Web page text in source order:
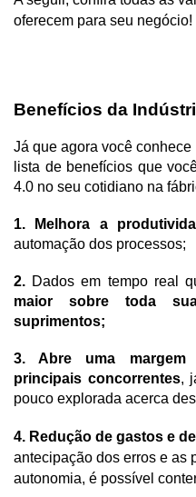
oferecem para seu negócio!
Benefícios da
Já que agora você
lista de benefícios que
4.0 no seu cotidiano na
1. Melhora a
automação dos processos;
2. Dados em tempo real
maior sobre toda
suprimentos;
3. Abre uma margem
principais concorrentes,
pouco explorada acerca
4. Redução de gastos e
antecipação dos erros e as
autonomia, é possível